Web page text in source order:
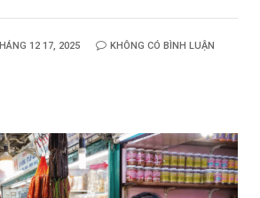
12 17, 2025 KHÔNG CÓ BÌNH LUẬN